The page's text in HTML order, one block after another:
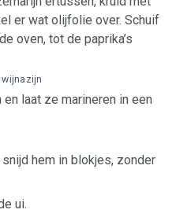
er wat olijfolie over. Schuif
oven, tot de paprika’s
laat ze marineren in een
hem in blokjes, zonder
ui.